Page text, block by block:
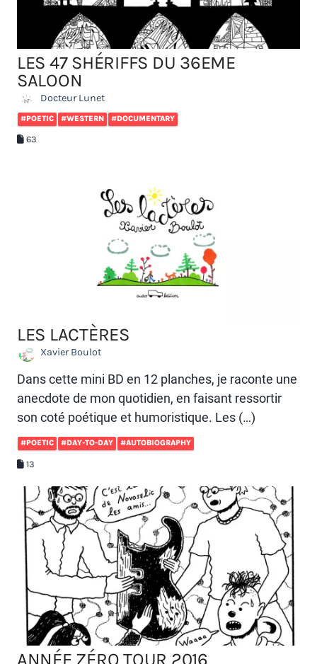
LES 47 SHÉRIFFS DU 36EME
SALOON
Docteur Lunet
#POETIC #WESTERN #DOCUMENTARY
63
LES LACTÈRES
Xavier Boulot
Dans cette mini BD en 12 planches, je raconte une
anecdote de mon quotidien, en faisant ressortir
son coté poétique et humoristique. Les (…)
#POETIC #DAY-TO-DAY #AUTOBIOGRAPHY
13
ANNÉE ZÉRO TOUR 2016